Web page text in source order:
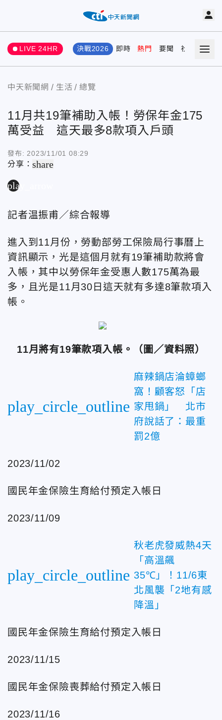
LIVE 24HR 決戰2026 即時 熱門 要聞 社會 娛樂
中天新聞網 生活 總覽
11月共19筆補助入帳！勞保年金175
萬受益 這天最多8款項入戶頭
發布: 2023/11/01 08:29
分享：share
play_arrow
記者温振甫／綜合報導
進入到11月份，勞動部勞工保險局行事曆上
資訊顯示，光是這個月就有19筆補助款將會
入帳，其中以勞保年金受惠人數175萬為最
多，且光是11月30日這天就有多達8筆款項入
帳。
11月將有19筆款項入帳。（圖／資料照）
play_circle_outline
麻辣鍋店淪蟑螂
窩！顧客怒「店
家甩鍋」 北市
府說話了：最重
罰2億
2023/11/02
國民年金保險生育給付預定入帳日
2023/11/09
play_circle_outline
秋老虎發威熱4天
「高溫飆
35℃」！11/6東
北風襲「2地有感
降溫」
國民年金保險生育給付預定入帳日
2023/11/15
國民年金保險喪葬給付預定入帳日
2023/11/16